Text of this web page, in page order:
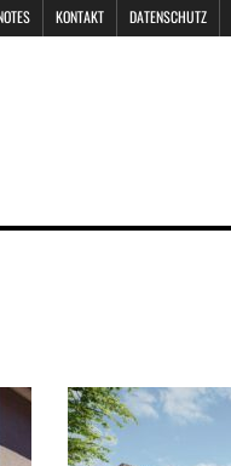
KONTAKT DATENSCHUTZ